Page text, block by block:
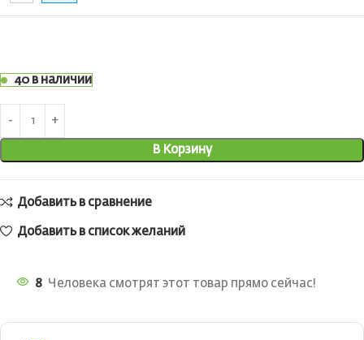
40 в наличии
В Корзину
Добавить в сравнение
Добавить в список желаний
8 Человека смотрят этот товар прямо сейчас!